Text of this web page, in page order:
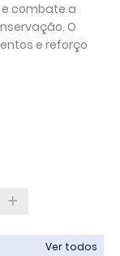
combate a
O
e reforço
Ver todos